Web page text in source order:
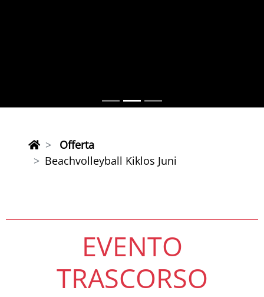
Offerta
Beachvolleyball Kiklos Juni
EVENTO
TRASCORSO